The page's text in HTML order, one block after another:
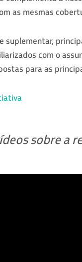
as mesmas
suplementar,
com o
para as
sobre a